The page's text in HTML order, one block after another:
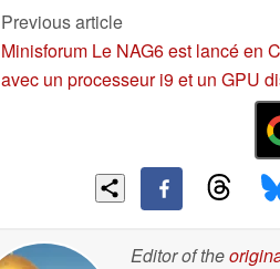
Previous article
Minisforum Le NAG6 est lancé en
avec un processeur i9 et un GPU
Editor of the